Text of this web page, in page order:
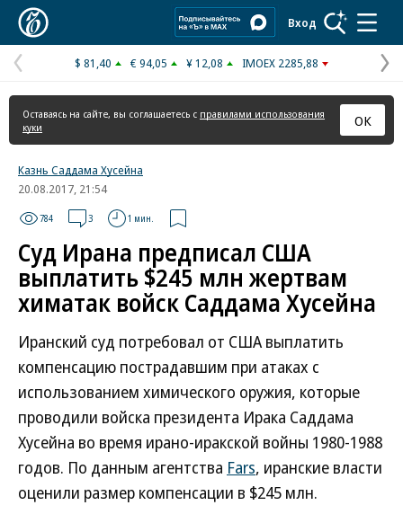
Вход
Предыдущая
страница
$ 81,40 € 94,05 ¥ 12,08 IMOEX 2285,88
Оставаясь на сайте, вы соглашаетесь с правилами использования
куки
ОК
Казнь Саддама Хусейна
20.08.2017, 21:54
784 3 1 мин.
Суд Ирана предписал США
выплатить $245 млн жертвам
химатак войск Саддама Хусейна
Иранский суд потребовал от США выплатить
компенсацию пострадавшим при атаках с
использованием химического оружия, которые
проводили войска президента Ирака Саддама
Хусейна во время ирано-иракской войны 1980-1988
годов. По данным агентства Fars, иранские власти
оценили размер компенсации в $245 млн.